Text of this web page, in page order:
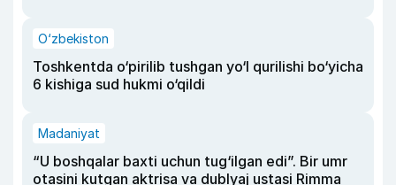
O‘zbekiston
Toshkentda o‘pirilib tushgan yo‘l qurilishi bo‘yicha
6 kishiga sud hukmi o‘qildi
Madaniyat
“U boshqalar baxti uchun tug‘ilgan edi”. Bir umr
otasini kutgan aktrisa va dublyaj ustasi Rimma